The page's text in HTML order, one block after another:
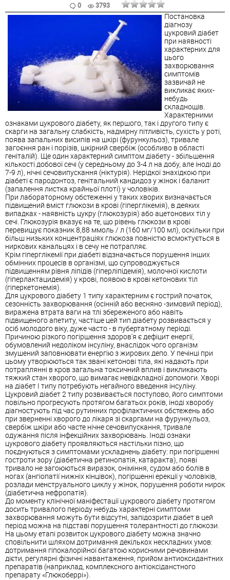
0
3793
Постановка
діагнозу
цукровий діабет
при наявності
характерних для
цього
захворювання
симптомів
зазвичай не
викликає яких-
небудь
складнощів.
Характерними
ознаками цукрового діабету, як першого, так і другого типу є
скарги на загальну слабкість, надмірну пітливість, сухість у роті,
поява запальних висипів на шкірі (фурункульоз), тривале
загоєння ран і порізів, шкірний свербіж (особливо в області
геніталій). Ще один характерний симптом діабету - збільшення
кількості добової сечі (у середньому до 3-4 л на добу, але іноді до
7-9 л), нічні сечовипускання (ніктурія). Нерідкої знахідкою при
діабеті є пародонтоз, генітальний кандидоз у жінок і баланит
(запалення листка крайньої плоті) у чоловіків.
При лабораторному обстеженні у таких хворих визначається
підвищений вміст глюкози в крові (гіперглікемія), в деяких
випадках - наявність цукру (глюкозурія) або ацетонових тіл у
сечі. Глюкозурія вказує на те, що рівень глюкози в крові
перевищує показник 8,88 ммоль / л (160 мг/100 мл), оскільки при
більш низьких концентраціях глюкоза повністю всмоктується в
ниркових канальцях і в сечу не потрапляє.
Крім гіперглікемії при діабеті відзначається порушення інших
обмінних процесів в організмі, що супроводжується
підвищенням рівня ліпідів (гіперліпідемія), молочної кислоти
(гіперлактацидемія) у крові, появою в крові кетонових тіл
(гіперкетонемія).
Для цукрового діабету 1 типу характерним є гострий початок,
сезонність захворювання (осінній або весняно -зимовий період),
виражена втрата ваги на тлі збереженого або навіть
підвищеного апетиту, частіше цей тип діабету розвивається у
осіб молодого віку, дуже часто - в пубертатному періоді.
Причиною різкого погіршення здоров'я є дефіцит енергії,
обумовлений недоліком інсуліну, внаслідок чого організм
змушений заповнювати енергію з жирових депо. У печінці при
цьому утворюються так звані кетонові тіла, які надають при
потраплянні в кров загальна токсичний вплив і викликають
тяжкий стан хворого, що вимагає невідкладної допомоги. Хворі
на діабет I типу потребують негайного введення інсуліну.
Цукровий діабет 2 типу розвивається поступово, його симптоми
повільно прогресують протягом багатьох років, іноді хворобу
діагностують під час рутинних профілактичних обстежень або
при зверненні хворого до лікаря зі скаргами на фурункульоз,
свербіж шкіри або часте нічне сечовипускання, тривале
одужання після інфекційних захворювань. Іноді ознаки
цукрового діабету проявляються настільки пізно, що
поєднуються з симптомами ускладнень діабету: при погіршенні
гостроти зору (діабетична ретинопатія, катаракта), появі
тривало не загоюються виразок, оніміння, судом або болів в
ногах (ангіопатії нижніх кінцівок), погіршенні ерекції у чоловіків,
розлади менструального циклу у жінок, порушення роботи нирок
(діабетична нефропатія).
До моменту клінічної маніфестації цукрового діабету протягом
досить тривалого періоду небудь характерні симптоми
захворювання можуть бути відсутні, запідозрити діабет в цей
період можна на підставі порушення толерантності до глюкози.
На цьому етапі розвиток цукрового діабету можна значно
сповільнити шляхом дотримання декількох нескладних умов:
дотримання гіпокалорійної багатою корисними речовинами
дієти, регулярні фізичні навантаження, прийом антиоксидантних
препаратів (наприклад, комплексного антіоксіданстного
препарату «Глюкоберрі»).